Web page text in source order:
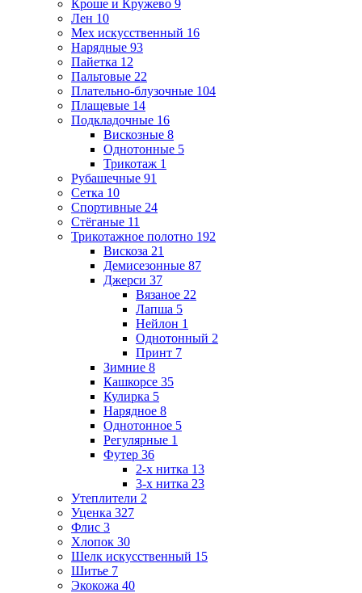
Кроше и Кружево 9
Лен 10
Мех искусственный 16
Нарядные 93
Пайетка 12
Пальтовые 22
Плательно-блузочные 104
Плащевые 14
Подкладочные 16
Вискозные 8
Однотонные 5
Трикотаж 1
Рубашечные 91
Сетка 10
Спортивные 24
Стёганые 11
Трикотажное полотно 192
Вискоза 21
Демисезонные 87
Джерси 37
Вязаное 22
Лапша 5
Нейлон 1
Однотонный 2
Принт 7
Зимние 8
Кашкорсе 35
Кулирка 5
Нарядное 8
Однотонное 5
Регулярные 1
Футер 36
2-х нитка 13
3-х нитка 23
Утеплители 2
Уценка 327
Флис 3
Хлопок 30
Шелк искусственный 15
Шитье 7
Экокожа 40